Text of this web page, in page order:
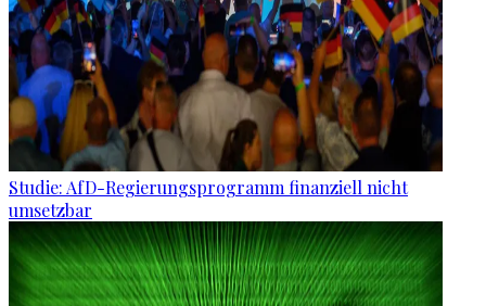
Studie: AfD-Regierungsprogramm finanziell nicht
umsetzbar